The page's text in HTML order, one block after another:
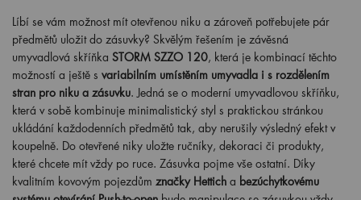
Líbí se vám možnost mít otevřenou niku a zároveň potřebujete pár
předmětů uložit do zásuvky? Skvělým řešením je závěsná
umyvadlová skříňka STORM SZZO 120, která je kombinací těchto
možností a ještě s variabilním umístěním umyvadla i s rozdělením
stran pro niku a zásuvku. Jedná se o moderní umyvadlovou skříňku,
která v sobě kombinuje minimalistický styl s praktickou stránkou
ukládání každodenních předmětů tak, aby nerušily výsledný efekt v
koupelně. Do otevřené niky uložte ručníky, dekoraci či produkty,
které chcete mít vždy po ruce. Zásuvka pojme vše ostatní. Díky
kvalitním kovovým pojezdům značky Hettich a bezúchytkovému